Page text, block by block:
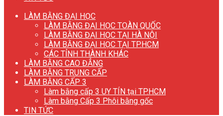
LÀM BẰNG ĐẠI HỌC
LÀM BẰNG ĐẠI HỌC TOÀN QUỐC
LÀM BẰNG ĐẠI HỌC TẠI HÀ NỘI
LÀM BẰNG ĐẠI HỌC TẠI TP.HCM
CÁC TỈNH THÀNH KHÁC
LÀM BẰNG CAO ĐẲNG
LÀM BẰNG TRUNG CẤP
LÀM BẰNG CẤP 3
Làm bằng cấp 3 UY TÍN tại TP.HCM
Làm bằng Cấp 3 Phôi bằng gốc
TIN TỨC